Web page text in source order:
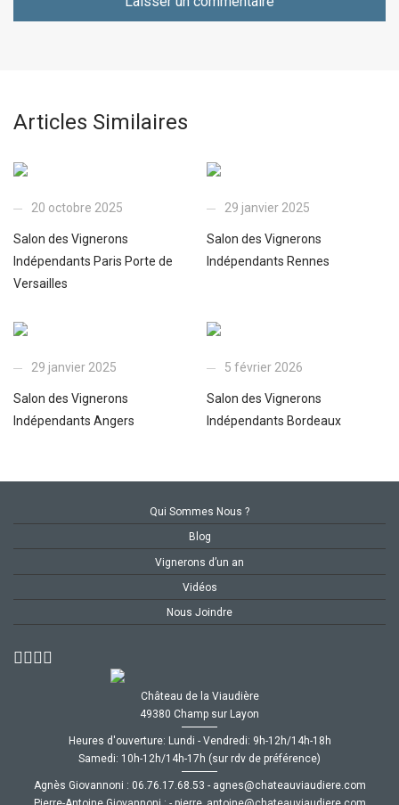
Articles Similaires
20 octobre 2025
Salon des Vignerons
Indépendants Paris Porte de
Versailles
29 janvier 2025
Salon des Vignerons
Indépendants Rennes
29 janvier 2025
Salon des Vignerons
Indépendants Angers
5 février 2026
Salon des Vignerons
Indépendants Bordeaux
Qui Sommes Nous ?
Blog
Vignerons d’un an
Vidéos
Nous Joindre
Château de la Viaudière
49380 Champ sur Layon
Heures d'ouverture: Lundi - Vendredi: 9h-12h/14h-18h
Samedi: 10h-12h/14h-17h (sur rdv de préférence)
Agnès Giovannoni : moc.ereiduaivuaetahc@senga
-
35.86.71.67.60